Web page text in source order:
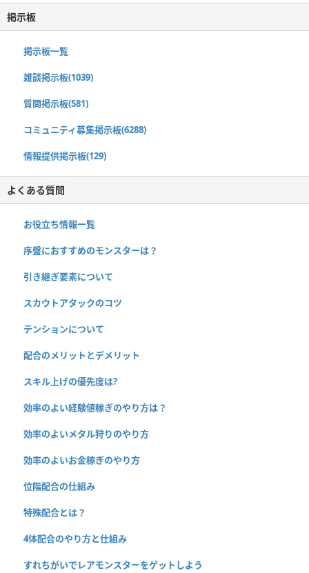
掲示板
掲示板一覧
雑談掲示板(1039)
質問掲示板(581)
コミュニティ募集掲示板(6288)
情報提供掲示板(129)
よくある質問
お役立ち情報一覧
序盤におすすめのモンスターは？
引き継ぎ要素について
スカウトアタックのコツ
テンションについて
配合のメリットとデメリット
スキル上げの優先度は?
効率のよい経験値稼ぎのやり方は？
効率のよいメタル狩りのやり方
効率のよいお金稼ぎのやり方
位階配合の仕組み
特殊配合とは？
4体配合のやり方と仕組み
すれちがいでレアモンスターをゲットしよう